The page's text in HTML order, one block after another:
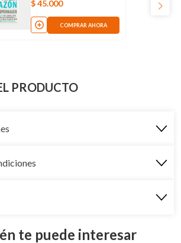
$45.000
COMPRAR AHORA
PRODUCTO
te puede interesar